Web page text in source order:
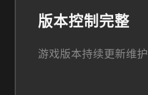
版本控制完整
游戏版本持续更新维护